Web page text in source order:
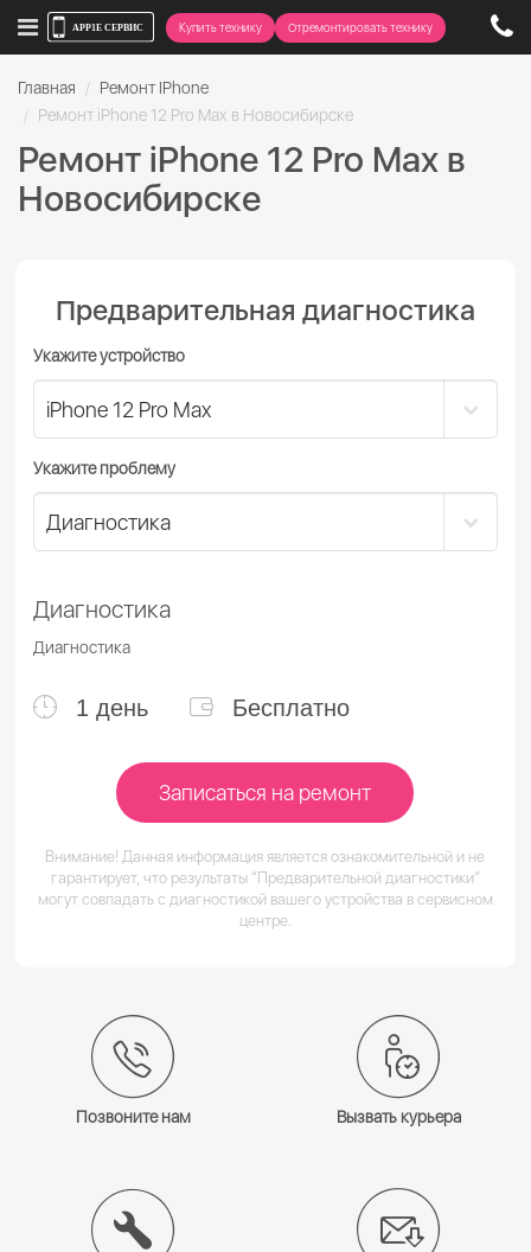
Купить технику Отремонтировать технику
Главная
Ремонт IPhone
Ремонт iPhone 12 Pro Max в Новосибирске
Ремонт iPhone 12 Pro Max в
Новосибирске
Предварительная диагностика
Укажите устройство
Укажите проблему
Диагностика
Диагностика
1 день Бесплатно
Записаться на ремонт
Внимание! Данная информация является ознакомительной и не
гарантирует, что результаты “Предварительной диагностики”
могут совпадать с диагностикой вашего устройства в сервисном
центре.
Позвоните нам Вызвать курьера